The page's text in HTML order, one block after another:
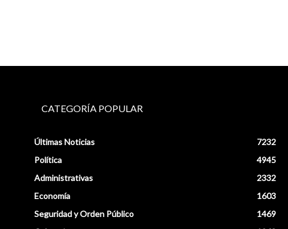
CATEGORÍA POPULAR
Últimas Noticias
7232
Política
4945
Administrativas
2332
Economía
1603
Seguridad y Orden Público
1469